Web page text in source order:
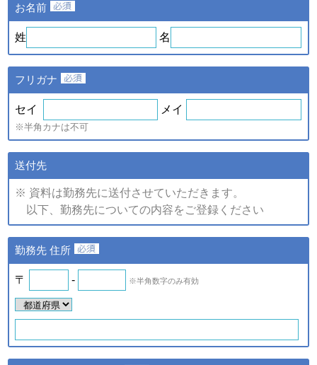
ｅ．セミナー・展示会等に
品・サービスの提供・改良
や、新たなサービスを開発す
るため
注)上記の内、統計的に処理した情報については、個人の特定が
できない情報です。
（2）個人情報の提供
個人情報の種類
ａ．会員のお申し込みに伴
い取得した個人情報
ｂ．資料請求・問合せに伴
い取得した個人情報
て取得した個人情報
①提供する個人情報の項目
ご登録・お問い合わせをいた
だいた商品・サービス名、氏
名、氏名カナ、郵便番号、住
号、メールアドレス、勤務先
名、所属部署名、アンケート
紙またはデータファイルによ
③当該情報の提供先
株式会社日経BPマーケティ
お名前
姓 名
フリガナ
セイ メイ
※半角カナは不可
送付先
※ 資料は勤務先に送付させていただきます。
以下、勤務先についての内容をご登録ください
勤務先 住所
〒 - ※半角数字のみ有効